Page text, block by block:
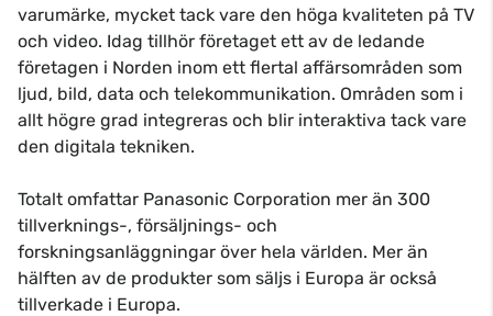
varumärke, mycket tack vare den höga kvaliteten på TV
och video. Idag tillhör företaget ett av de ledande
företagen i Norden inom ett flertal affärsområden som
ljud, bild, data och telekommunikation. Områden som i
allt högre grad integreras och blir interaktiva tack vare
den digitala tekniken.
Totalt omfattar Panasonic Corporation mer än 300
tillverknings-, försäljnings- och
forskningsanläggningar över hela världen. Mer än
hälften av de produkter som säljs i Europa är också
tillverkade i Europa.